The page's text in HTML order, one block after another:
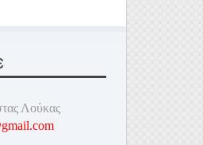
Λούκας